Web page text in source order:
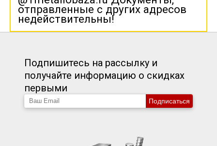
отправленные с других адресов
недействительны!
Подпишитесь на рассылку и
получайте информацию о скидках
первыми
Подписаться